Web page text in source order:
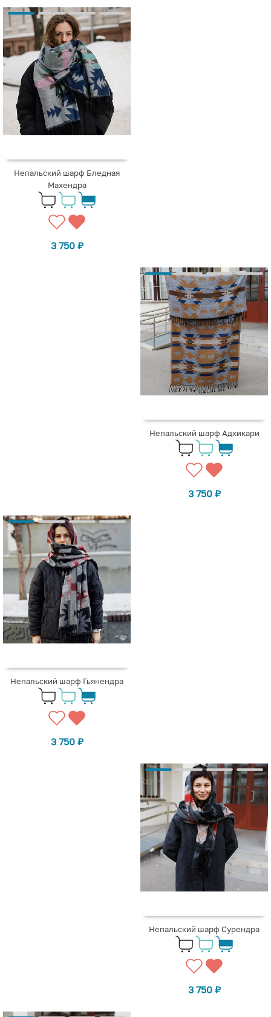
Непальский шарф Бледная
Махендра
3 750 ₽
Непальский шарф Адхикари
3 750 ₽
Непальский шарф Гьянендра
3 750 ₽
Непальский шарф Сурендра
3 750 ₽